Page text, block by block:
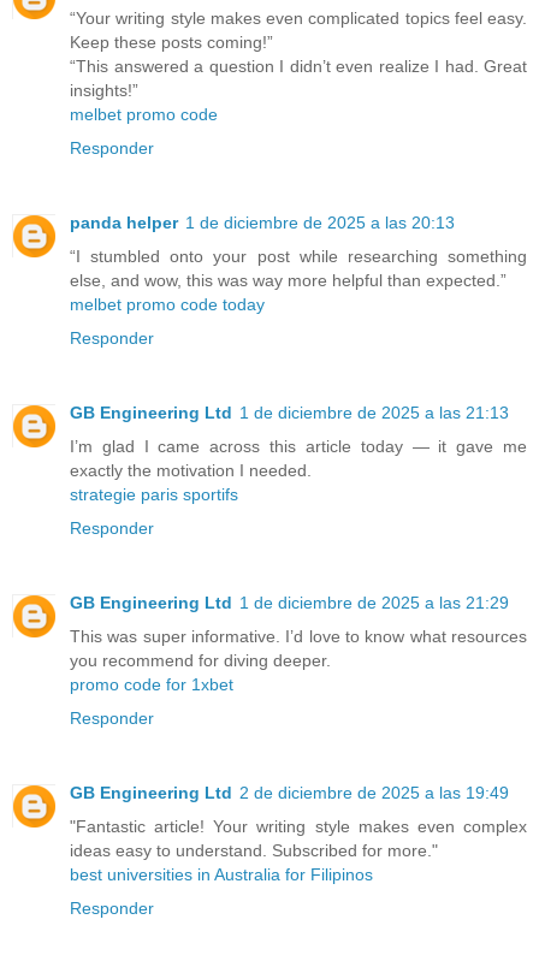
“Your writing style makes even complicated topics feel easy.
Keep these posts coming!”
“This answered a question I didn’t even realize I had. Great
insights!”
melbet promo code
Responder
panda helper 1 de diciembre de 2025 a las 20:13
“I stumbled onto your post while researching something
else, and wow, this was way more helpful than expected.”
melbet promo code today
Responder
GB Engineering Ltd 1 de diciembre de 2025 a las 21:13
I’m glad I came across this article today — it gave me
exactly the motivation I needed.
strategie paris sportifs
Responder
GB Engineering Ltd 1 de diciembre de 2025 a las 21:29
This was super informative. I’d love to know what resources
you recommend for diving deeper.
promo code for 1xbet
Responder
GB Engineering Ltd 2 de diciembre de 2025 a las 19:49
"Fantastic article! Your writing style makes even complex
ideas easy to understand. Subscribed for more."
best universities in Australia for Filipinos
Responder